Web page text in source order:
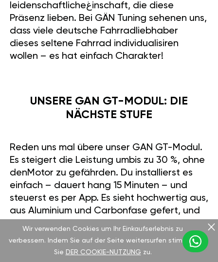
leidenschaftlicheغinschaft, die diese
Präsenz lieben. Bei GÄN Tuning sehenen uns,
dass viele deutsche Fahrradliebhaber
dieses seltene Fahrrad individualisiren
wollen – es hat einfach Charakter!
UNSERE GAN GT-MODUL: DIE
NÄCHSTE STUFE
Reden uns mal übere unser GAN GT-Modul.
Es steigert die Leistung umbis zu 30 %, ohne
denMotor zu gefährden. Du installierst es
einfach – dauert hang 15 Minuten – und
steuerst es per App. Es sieht hochwertig aus,
aus Aluminium und Carbonfase gefert, und
kommt mit 2 Jahren Garantie. Ehrlich, wer
würde seinem Suburban nicht diesen Kick
geben wollen?
Wir verwenden Cookies um Ihr Einkaufserlebnis zu
verbessern. Indem Sie auf der Seite weitersurfen stimmen
Sie DER COOKIE-NUTZUNG zu.